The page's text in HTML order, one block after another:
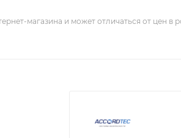
магазина и может отличаться от цен в